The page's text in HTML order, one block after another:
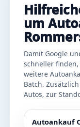
um
Damit Google
schneller
weitere
Batch.
Autos, zur
Autoankauf